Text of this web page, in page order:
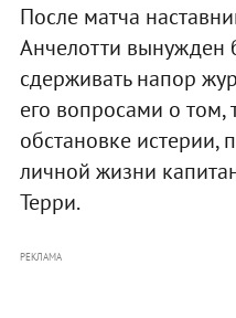
После матча
Анчелотти вынужден
сдерживать напор
его вопросами о том,
обстановке истерии,
личной жизни
Терри.
РЕКЛАМА